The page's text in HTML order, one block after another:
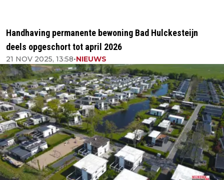
Handhaving permanente bewoning Bad Hulckesteijn
deels opgeschort tot april 2026
21 NOV 2025, 13:58•NIEUWS